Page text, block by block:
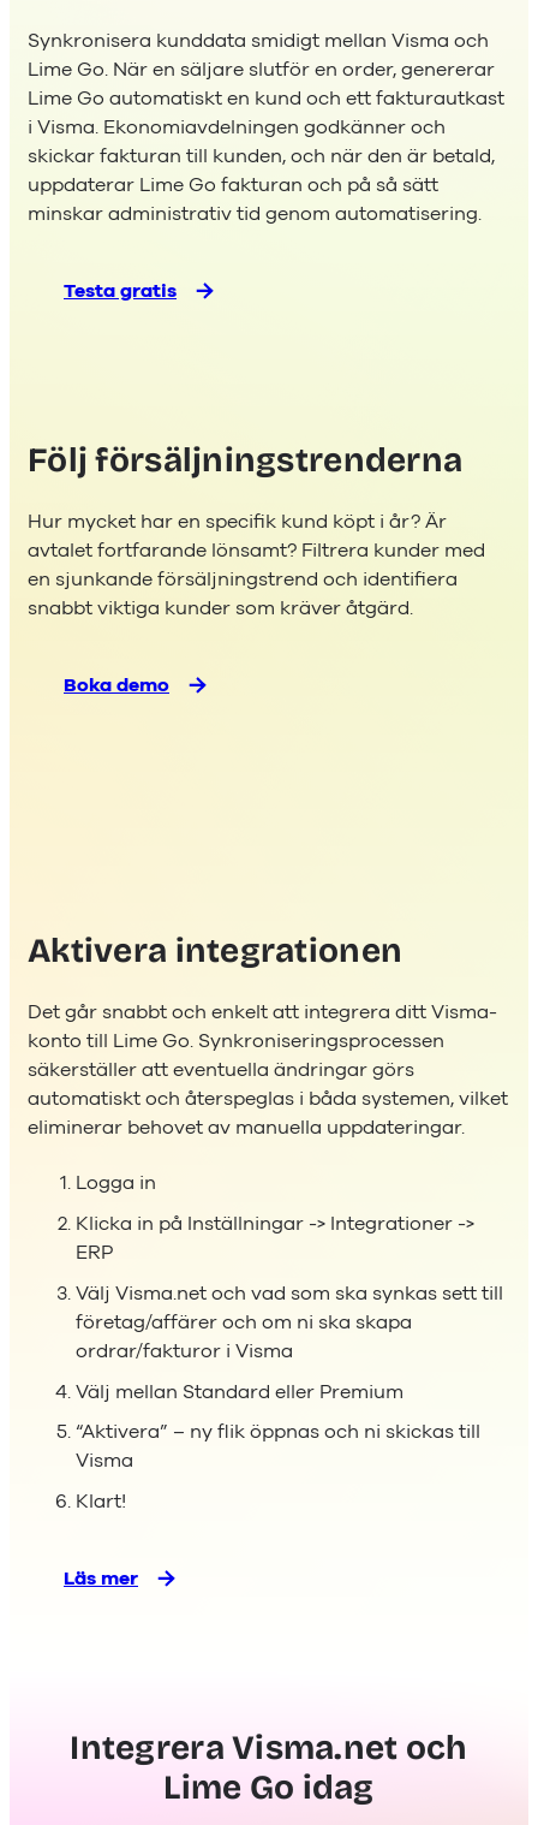
Synkronisera kunddata smidigt mellan Visma och
Lime Go. När en säljare slutför en order, genererar
Lime Go automatiskt en kund och ett fakturautkast
i Visma. Ekonomiavdelningen godkänner och
skickar fakturan till kunden, och när den är betald,
uppdaterar Lime Go fakturan och på så sätt
minskar administrativ tid genom automatisering.
Testa gratis
Följ försäljningstrenderna
Hur mycket har en specifik kund köpt i år? Är
avtalet fortfarande lönsamt? Filtrera kunder med
en sjunkande försäljningstrend och identifiera
snabbt viktiga kunder som kräver åtgärd.
Boka demo
Aktivera integrationen
Det går snabbt och enkelt att integrera ditt Visma-
konto till Lime Go. Synkroniseringsprocessen
säkerställer att eventuella ändringar görs
automatiskt och återspeglas i båda systemen, vilket
eliminerar behovet av manuella uppdateringar.
Logga in
Klicka in på Inställningar -> Integrationer ->
ERP
Välj Visma.net och vad som ska synkas sett till
företag/affärer och om ni ska skapa
ordrar/fakturor i Visma
Välj mellan Standard eller Premium
“Aktivera” – ny flik öppnas och ni skickas till
Visma
Klart!
Läs mer
Integrera Visma.net och
Lime Go idag